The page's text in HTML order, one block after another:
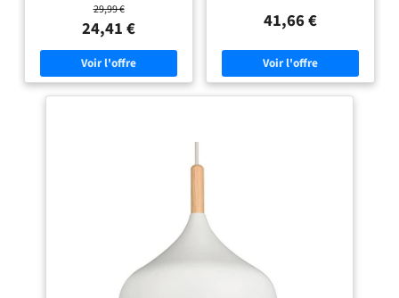
aérien, parfait pour une décoration
de style scandinave. HAUTEUR
FACILEMENT AJUSTABLE : Adaptez
parfaitement la suspension à la
configuration de votre pièce, au-
dessus d'une table ou au centre du
salon, grâce à son câble réglable.
votre salle à manger. ATMOSPHERA,
Convaincue que la décoration
transforme le quotidien, la marque
propose des meubles tendance et
29,99 €
24,41 €
Totale 157 cm Blanc Effet Lin
contemporain au plus classique.
double abat-jour en textile diffuse
une lumière tamisée, idéale pour
créer une atmosphère chaleureuse
dans un salon, une chambre ou un
fixation et du textile effet lin pour
l’abat-jour confère à l’ensemble un
rendu à la fois moderne et naturel.
41,66 €